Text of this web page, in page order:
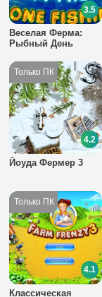
Веселая Ферма:
Рыбный День
3.5
Йоуда Фермер 3
4.2
Классическая
4.1